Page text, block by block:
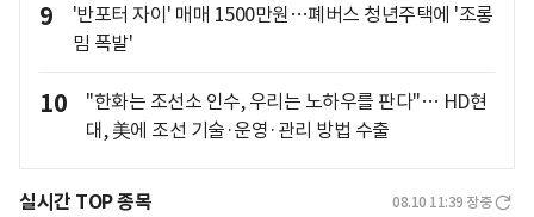
9
'반포터 자이' 매매 1500만원…폐버스 청년주택에 '조롱
밈 폭발'
10
"한화는 조선소 인수, 우리는 노하우를 판다"… HD현
대, 美에 조선 기술·운영·관리 방법 수출
실시간 TOP 종목 08.10 11:39 장중